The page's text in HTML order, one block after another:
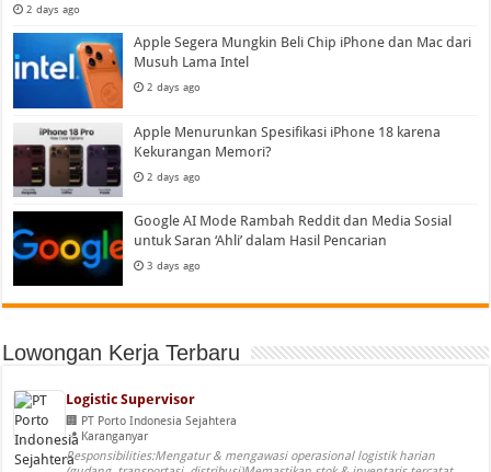
2 days ago
Apple Segera Mungkin Beli Chip iPhone dan Mac dari
Musuh Lama Intel
2 days ago
Apple Menurunkan Spesifikasi iPhone 18 karena
Kekurangan Memori?
2 days ago
Google AI Mode Rambah Reddit dan Media Sosial
untuk Saran ‘Ahli’ dalam Hasil Pencarian
3 days ago
Lowongan Kerja Terbaru
Logistic Supervisor
PT Porto Indonesia Sejahtera
Karanganyar
Responsibilities:Mengatur & mengawasi operasional logistik harian